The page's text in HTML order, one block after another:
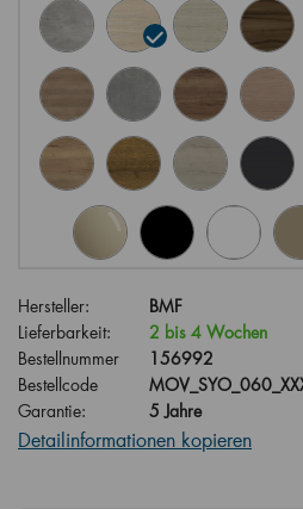
Hersteller:
BMF
Lieferbarkeit:
2 bis 4 Wochen
Bestellnummer
156992
Bestellcode
Garantie:
5 Jahre
Detailinformationen kopieren